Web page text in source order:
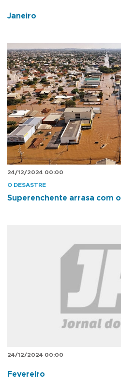
Janeiro
24/12/2024 00:00
O DESASTRE
Superenchente arrasa com
24/12/2024 00:00
Fevereiro